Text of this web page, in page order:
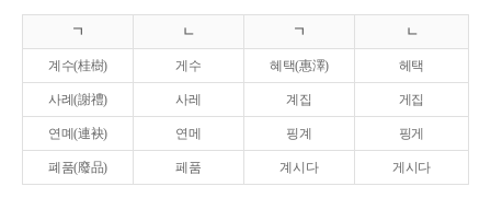
ㄱ ㄴ ㄱ ㄴ
계수(桂樹) 게수 혜택(惠澤) 헤택
사례(謝禮) 사레 계집 게집
연몌(連袂) 연메 핑계 핑게
폐품(廢品) 페품 계시다 게시다